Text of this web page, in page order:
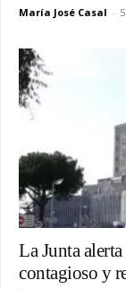
María José Casal -
La Junta
contagioso y